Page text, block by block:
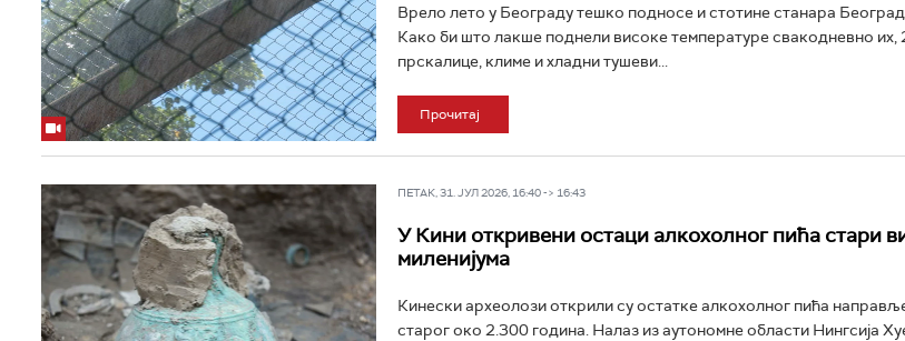
Врело лето у Београду тешко подносе и стотине станара
Како би што лакше поднели високе температуре свакодневно их,
прскалице, климе и хладни тушеви...
Прочитај
ПЕТАК, 31. ЈУЛ 2026, 16:40 -> 16:43
У Кини откривени остаци алкохолног пића стари
миленијума
Кинески археолози открили су остатке алкохолног пића
старог око 2.300 година. Налаз из аутономне области Нингсија